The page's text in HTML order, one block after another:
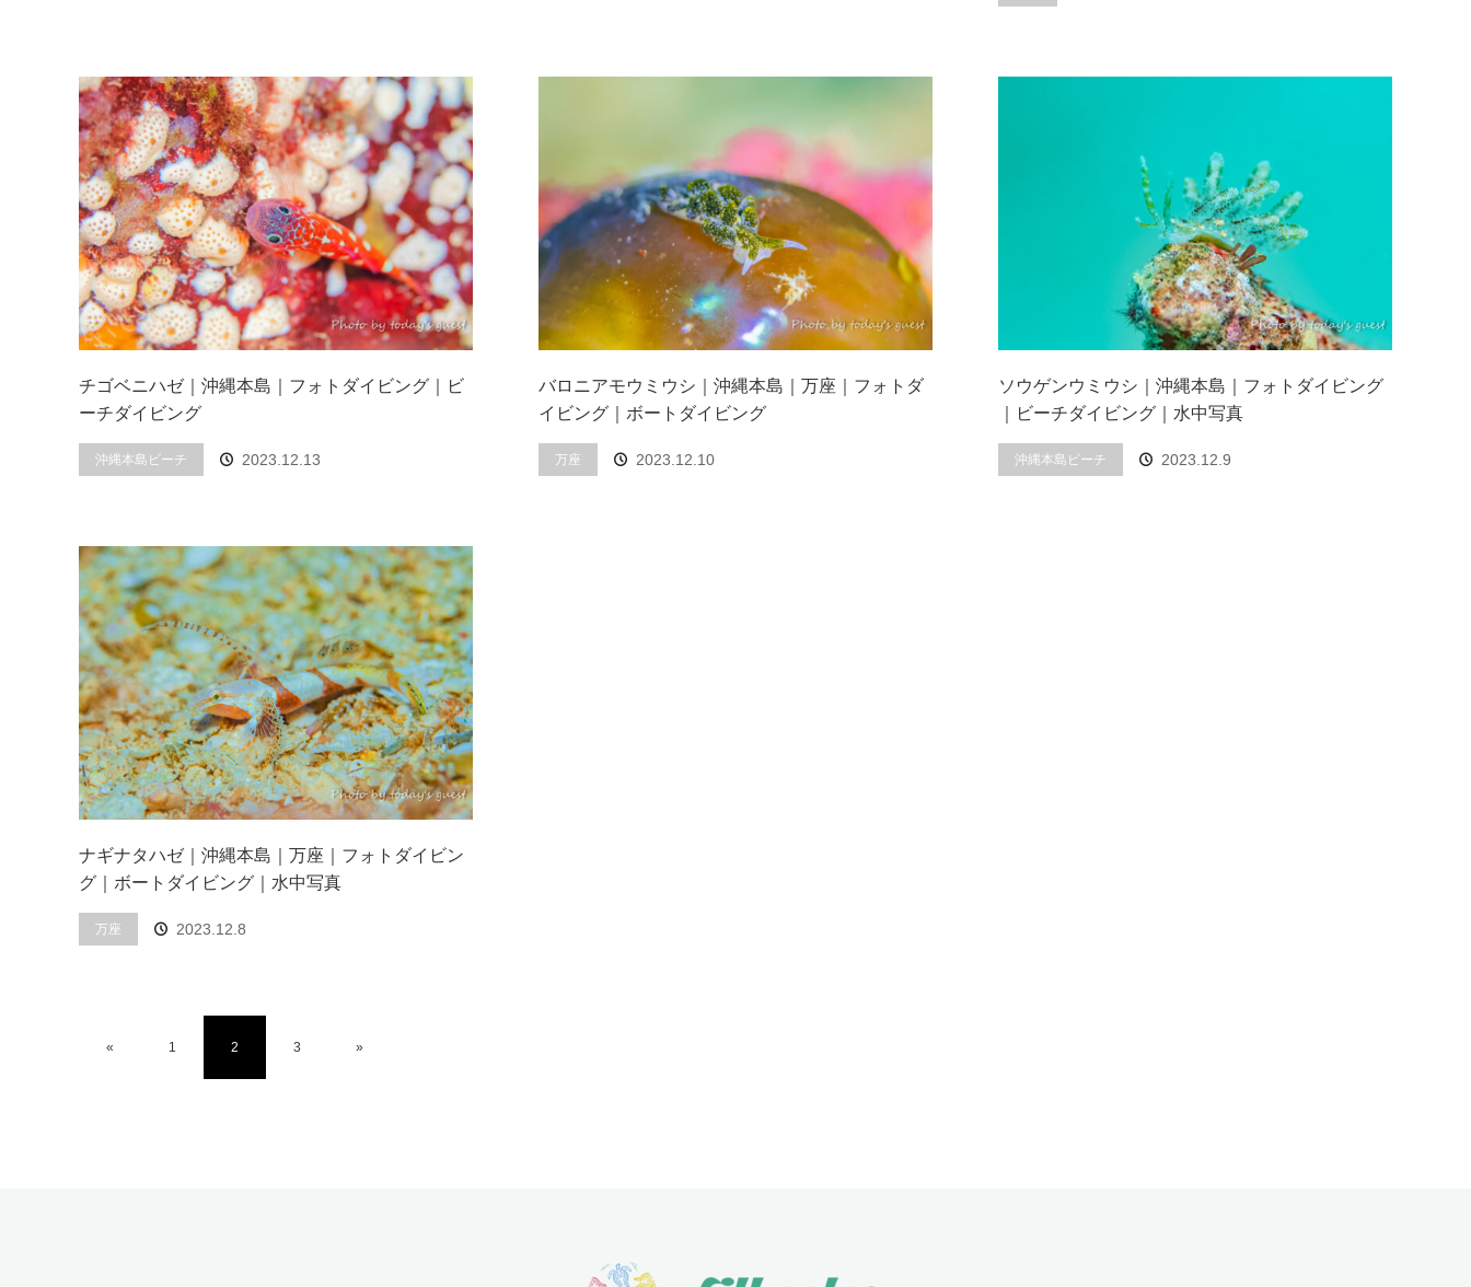
チゴベニハゼ｜沖縄本島｜フォトダイビング｜ビ
ーチダイビング
沖縄本島ビーチ 2023.12.13
バロニアモウミウシ｜沖縄本島｜万座｜フォトダ
イビング｜ボートダイビング
万座 2023.12.10
ソウゲンウミウシ｜沖縄本島｜フォトダイビング
｜ビーチダイビング｜水中写真
沖縄本島ビーチ 2023.12.9
ナギナタハゼ｜沖縄本島｜万座｜フォトダイビン
グ｜ボートダイビング｜水中写真
万座 2023.12.8
« 1 2 3 »